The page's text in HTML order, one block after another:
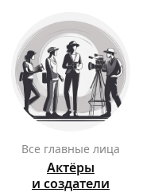
Все главные лица
Актёры
и создатели